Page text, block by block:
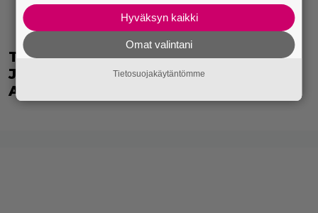
Täällä pelattiin lauantain Loton ja
Jokerin isot rahat – Tokmannilla,
ABC:lla, netissä…
Hyväksyn kaikki
Omat valintani
Tietosuojakäytäntömme